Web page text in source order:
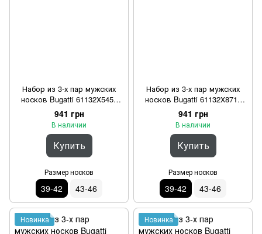
Набор из 3-х пар мужских
носков Bugatti 61132Х5450
Синий 39-42
941 грн
В наличии
Купить
Размер носков
39-42 43-46
Набор из 3-х пар мужских
носков Bugatti 61132Х8710
Бежевый 39-42
941 грн
В наличии
Купить
Размер носков
39-42 43-46
Новинка Новинка